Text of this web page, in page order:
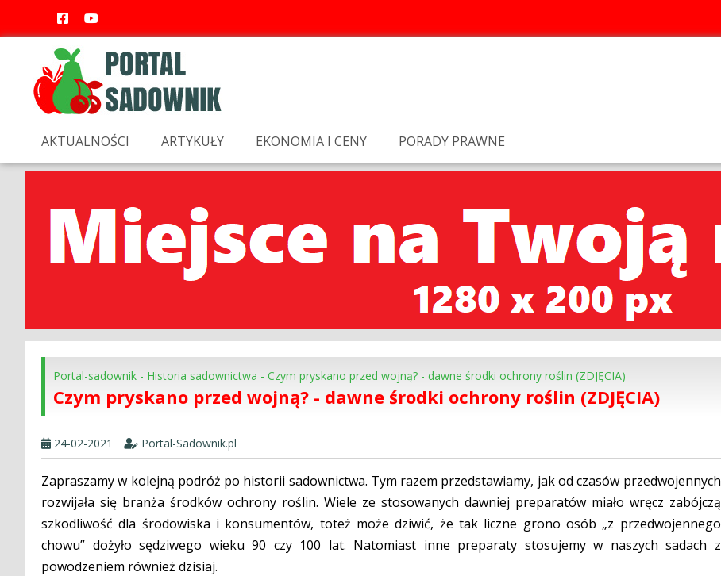
AKTUALNOŚCI ARTYKUŁY EKONOMIA I CENY PORADY PRAWNE
Portal-sadownik - Historia sadownictwa - Czym pryskano przed wojną? - dawne środki ochrony roślin (ZDJĘCIA)
Czym pryskano przed wojną? - dawne środki ochrony roślin (ZDJĘCIA)
24-02-2021 Portal-Sadownik.pl
Zapraszamy w kolejną podróż po historii sadownictwa. Tym razem przedstawiamy, jak od czasów przedwojennych
rozwijała się branża środków ochrony roślin. Wiele ze stosowanych dawniej preparatów miało wręcz zabójczą
szkodliwość dla środowiska i konsumentów, toteż może dziwić, że tak liczne grono osób „z przedwojennego
chowu” dożyło sędziwego wieku 90 czy 100 lat. Natomiast inne preparaty stosujemy w naszych sadach z
powodzeniem również dzisiaj.